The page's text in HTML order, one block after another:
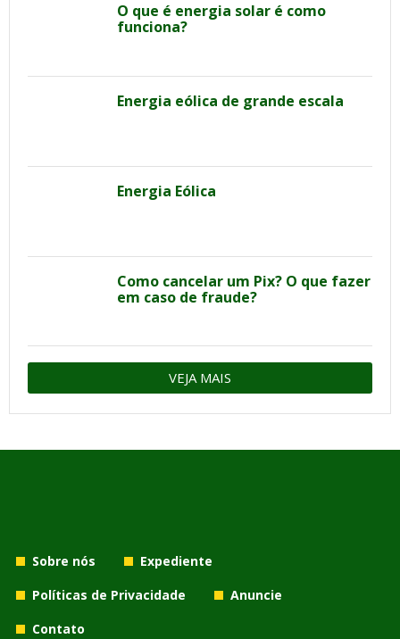
O que é energia solar é como
funciona?
Energia eólica de grande escala
Energia Eólica
Como cancelar um Pix? O que fazer
em caso de fraude?
VEJA MAIS
Sobre nós
Expediente
Políticas de Privacidade
Anuncie
Contato